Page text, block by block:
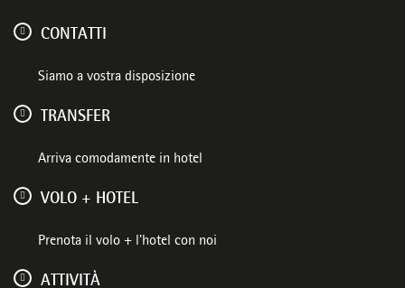
CONTATTI
Siamo a vostra disposizione
TRANSFER
Arriva comodamente in hotel
VOLO + HOTEL
Prenota il volo + l'hotel con noi
ATTIVITÀ